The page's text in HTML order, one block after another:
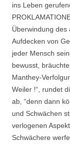
ins Leben
Überwindung des
Aufdecken von
jeder Mensch
bewusst,
Manthey-
Weiler !“, rundet
ab, “denn dann
und Schwächen
verlogenen
Schwächere